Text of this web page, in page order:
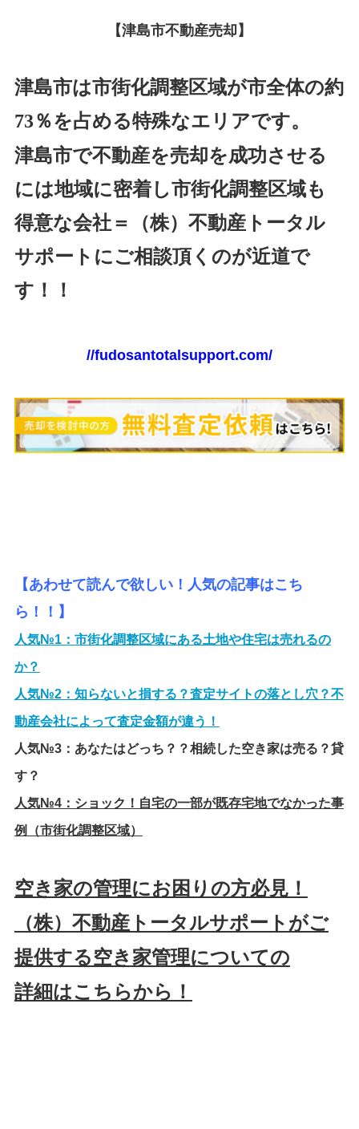
【津島市不動産売却】
津島市は市街化調整区域が市全体の約
73％を占める特殊なエリアです。
津島市で不動産を売却を成功させる
には地域に密着し市街化調整区域も
得意な会社＝（株）不動産トータル
サポートにご相談頂くのが近道で
す！！
//fudosantotalsupport.com/
【あわせて読んで欲しい！人気の記事はこち
ら！！】
人気№1： 市街化調整区域にある土地や住宅は売れるの
か？
人気№2： 知らないと損する？査定サイトの落とし穴？不
動産会社によって査定金額が違う！
人気№3： あなたはどっち？？相続した空き家は売る？貸
す？
人気№4： ショック！自宅の一部が既存宅地でなかった事
例（市街化調整区域）
空き家の管理にお困りの方必見！
（株）不動産トータルサポートがご
提供する空き家管理についての
詳細はこちらから！